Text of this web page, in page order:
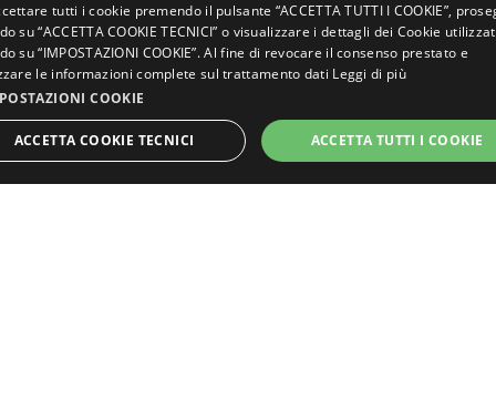
Chiedi il tuo preventivo
MIGLIORTARIFFAGARANTITA
GERMAN
FRENCH
tutti i cookie premendo il pulsante “ACCETTA TUTTI I COOKIE”,
su “ACCETTA COOKIE TECNICI” o visualizzare i dettagli dei Cookie
su “IMPOSTAZIONI COOKIE”. Al fine di revocare il consenso prestato e
le informazioni complete sul trattamento dati Leggi di più
COOKIE
ACCETTA TUTTI I COOKIE
ACCETTA COOKIE TECNICI